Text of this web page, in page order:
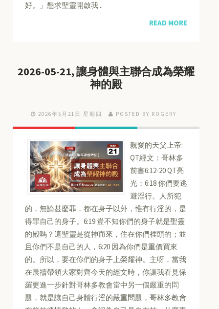
好。」懇求聖靈開啟我...
READ MORE
2026-05-21, 讓身體與主聯合成為榮耀
神的殿
2026年5月21日 星期四 POSTED BY ROGERY
親愛的天父上帝:
QT經文：哥林多
前書6:12-20 QT亮
光：6:18 你們要逃
避淫行。人所犯
的，無論甚麼罪，都在身子以外，惟有行淫的，是
得罪自己的身子。6:19 豈不知你們的身子就是聖靈
的殿嗎？這聖靈是從神而來，住在你們裡頭的；並
且你們不是自己的人，6:20 因為你們是重價買來
的。所以，要在你們的身子上榮耀神。主呀，當我
在晨禱帶領大家對齊今天的經文時，你讓我看見保
羅更進一步針對哥林多教會當中另一個嚴重的問
題，就是讓自己身體行淫的嚴重問題，哥林多教會